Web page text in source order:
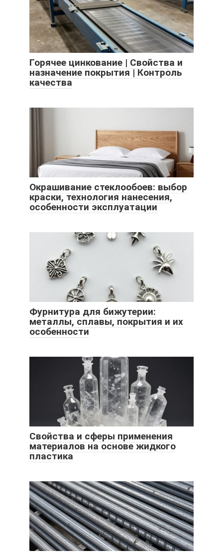
Горячее цинкование | Свойства и
назначение покрытия | Контроль
качества
Окрашивание стеклообоев: выбор
краски, технология нанесения,
особенности эксплуатации
Фурнитура для бижутерии:
металлы, сплавы, покрытия и их
особенности
Свойства и сферы применения
материалов на основе жидкого
пластика